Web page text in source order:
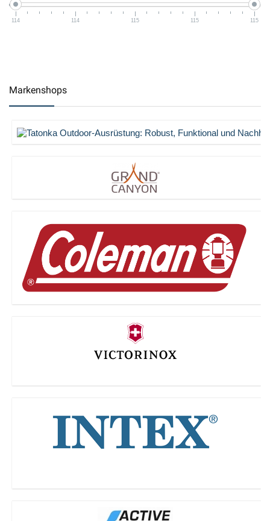
114 114 115 115 115
Markenshops